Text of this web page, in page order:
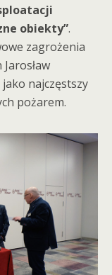
obiekty”.
zagrożenia
najczęstszy
pożarem.